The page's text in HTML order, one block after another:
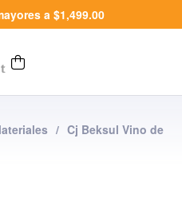
a $1,499.00
/ Cj Beksul Vino de